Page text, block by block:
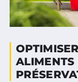
ALIMENTS